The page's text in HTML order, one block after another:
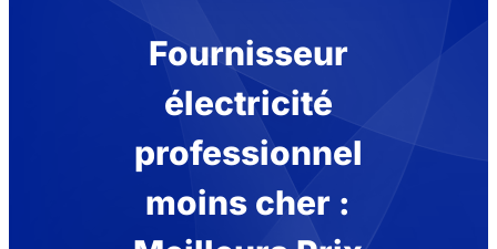
Fournisseur
électricité
professionnel
moins cher :